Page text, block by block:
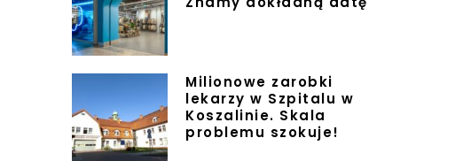
Milionowe zarobki
lekarzy w Szpitalu w
Koszalinie. Skala
problemu szokuje!